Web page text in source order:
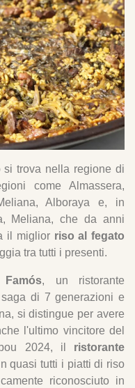
si trova nella regione di
come Almassera,
Alboraya e, in
Meliana, che da anni
il miglior riso al fegato
tra tutti i presenti.
, un ristorante
di 7 generazioni e
si distingue per avere
l'ultimo vincitore del
2024, il ristorante
quasi tutti i piatti di riso
riconosciuto in